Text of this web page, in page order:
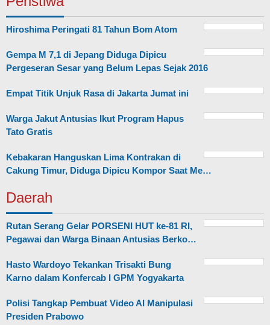
Hiroshima Peringati 81 Tahun Bom Atom
Gempa M 7,1 di Jepang Diduga Dipicu
Pergeseran Sesar yang Belum Lepas Sejak 2016
Empat Titik Unjuk Rasa di Jakarta Jumat ini
Warga Jakut Antusias Ikut Program Hapus
Tato Gratis
Kebakaran Hanguskan Lima Kontrakan di
Cakung Timur, Diduga Dipicu Kompor Saat Me…
Daerah
Rutan Serang Gelar PORSENI HUT ke-81 RI,
Pegawai dan Warga Binaan Antusias Berko…
Hasto Wardoyo Tekankan Trisakti Bung
Karno dalam Konfercab I GPM Yogyakarta
Polisi Tangkap Pembuat Video AI Manipulasi
Presiden Prabowo